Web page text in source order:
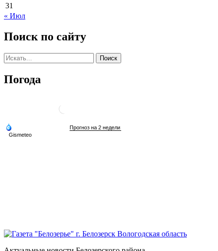
31
« Июл
Поиск по сайту
Погода